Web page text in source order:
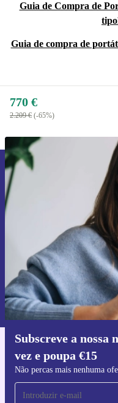
Guia de Compra de
Guia de compra de
770 €
2.209 € (-65%)
Subscreve a
vez e poupa €15
Não percas mais nenhuma
Não
Informações sobre o uso de
nossaPolítica de Privacidade
Faz o
Para iOS